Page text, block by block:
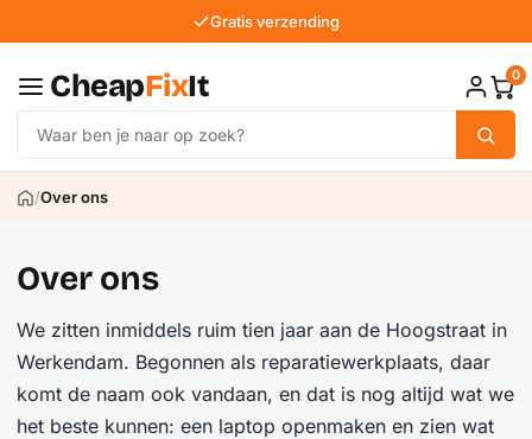
Gratis verzending
CheapFixIt 0
/Over ons
Over ons
We zitten inmiddels ruim tien jaar aan de Hoogstraat in
Werkendam. Begonnen als reparatiewerkplaats, daar
komt de naam ook vandaan, en dat is nog altijd wat we
het beste kunnen: een laptop openmaken en zien wat